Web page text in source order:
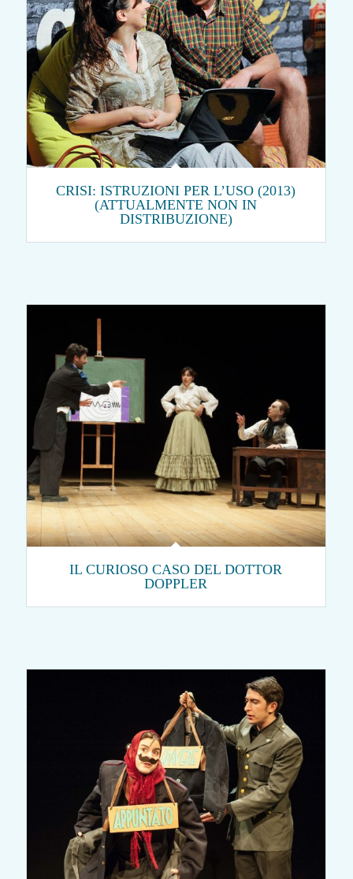
CRISI: ISTRUZIONI PER L’USO (2013)
(ATTUALMENTE NON IN
DISTRIBUZIONE)
IL CURIOSO CASO DEL DOTTOR
DOPPLER